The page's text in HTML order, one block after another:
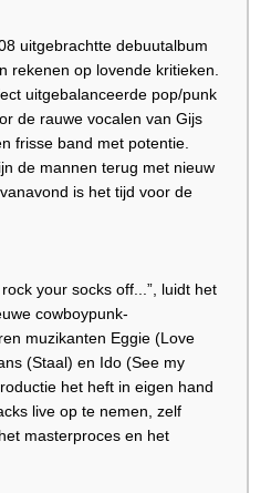
uitgebrachtte debuutalbum
rekenen op lovende kritieken.
uitgebalanceerde pop/punk
de rauwe vocalen van Gijs
frisse band met potentie.
de mannen terug met nieuw
is het tijd voor de
your socks off...”, luidt het
cowboypunk-
muzikanten Eggie (Love
(Staal) en Ido (See my
het heft in eigen hand
live op te nemen, zelf
masterproces en het